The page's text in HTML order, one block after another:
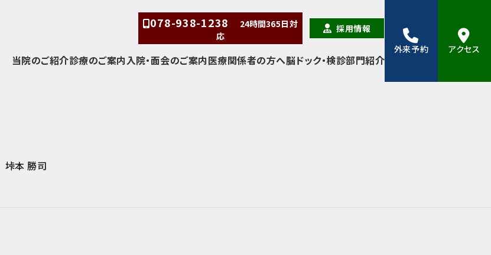
078-938-1238 24時間365日対
応
採用情報
当院のご紹介診療のご案内入院・面会のご案内医療関係者の方へ脳ドック・検診部門紹介
外来予約 アクセス
垰本 勝司